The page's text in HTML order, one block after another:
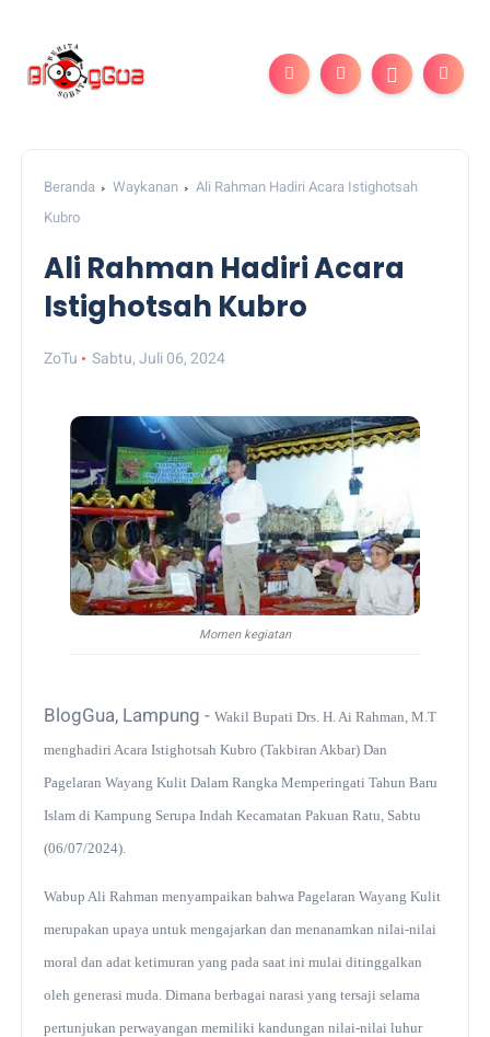
Beranda Waykanan
Ali Rahman Hadiri Acara Istighotsah
Kubro
Ali Rahman Hadiri Acara
Istighotsah Kubro
ZoTu Sabtu, Juli 06, 2024
Momen kegiatan
BlogGua, Lampung -Wakil Bupati Drs. H. Ai Rahman, M.T
menghadiri Acara Istighotsah Kubro (Takbiran Akbar) Dan
Pagelaran Wayang Kulit Dalam Rangka Memperingati Tahun Baru
Islam di Kampung Serupa Indah Kecamatan Pakuan Ratu, Sabtu
(06/07/2024).
Wabup Ali Rahman menyampaikan bahwa Pagelaran Wayang Kulit
merupakan upaya untuk mengajarkan dan menanamkan nilai-nilai
moral dan adat ketimuran yang pada saat ini mulai ditinggalkan
oleh generasi muda. Dimana berbagai narasi yang tersaji selama
pertunjukan perwayangan memiliki kandungan nilai-nilai luhur